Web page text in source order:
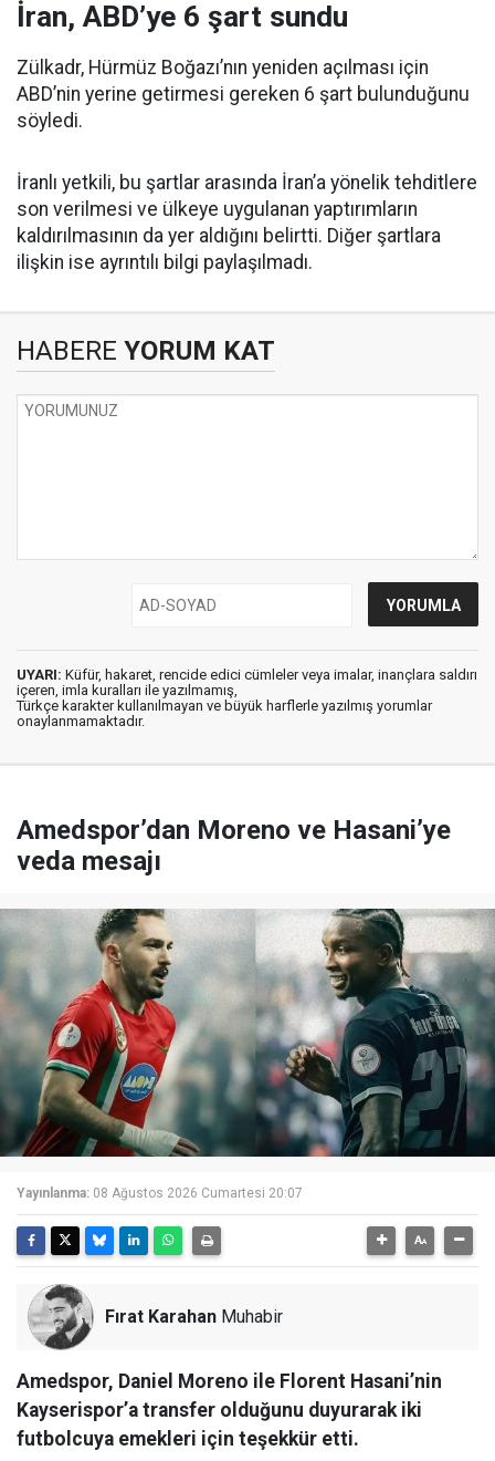
İran, ABD’ye 6 şart sundu
Zülkadr, Hürmüz Boğazı’nın yeniden açılması için
ABD’nin yerine getirmesi gereken 6 şart bulunduğunu
söyledi.
İranlı yetkili, bu şartlar arasında İran’a yönelik tehditlere
son verilmesi ve ülkeye uygulanan yaptırımların
kaldırılmasının da yer aldığını belirtti. Diğer şartlara
ilişkin ise ayrıntılı bilgi paylaşılmadı.
HABERE YORUM KAT
UYARI: Küfür, hakaret, rencide edici cümleler veya imalar, inançlara saldırı
içeren, imla kuralları ile yazılmamış,
Türkçe karakter kullanılmayan ve büyük harflerle yazılmış yorumlar
onaylanmamaktadır.
Amedspor’dan Moreno ve Hasani’ye
veda mesajı
Yayınlanma: 08 Ağustos 2026 Cumartesi 20:07
Fırat Karahan Muhabir
Amedspor, Daniel Moreno ile Florent Hasani’nin
Kayserispor’a transfer olduğunu duyurarak iki
futbolcuya emekleri için teşekkür etti.